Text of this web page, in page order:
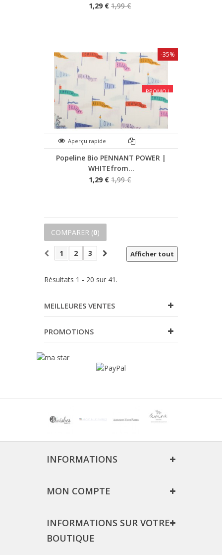
1,29 € 1,99 €
PROMO !
Aperçu rapide
Popeline Bio PENNANT POWER |
WHITEfrom...
1,29 € 1,99 €
-35%
COMPARER (0)
Afficher tout
1 2 3
Résultats 1 - 20 sur 41.
MEILLEURES VENTES
PROMOTIONS
INFORMATIONS
MON COMPTE
INFORMATIONS SUR VOTRE
BOUTIQUE